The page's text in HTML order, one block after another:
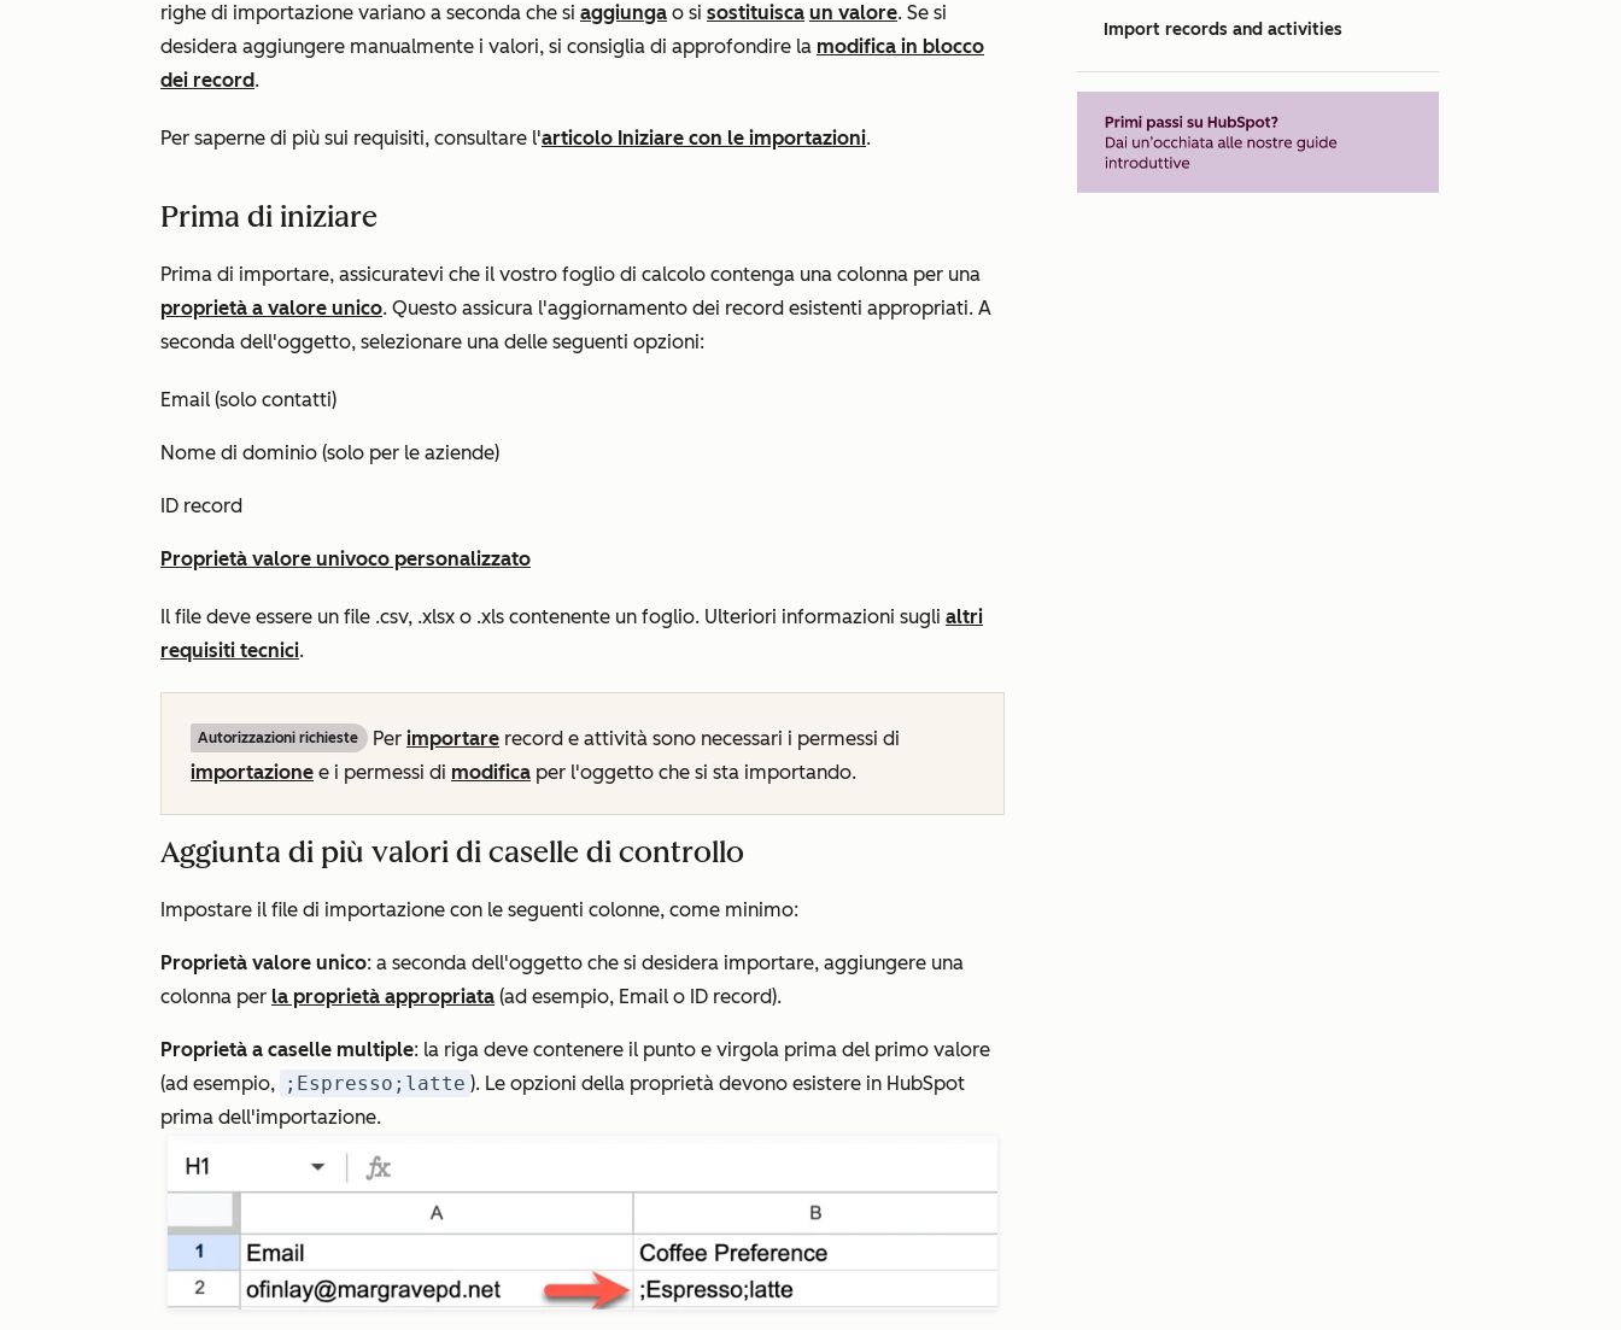
righe di importazione variano a seconda che si aggiunga o si sostituisca un valore. Se si
desidera aggiungere manualmente i valori, si consiglia di approfondire la modifica in blocco
dei record.
Per saperne di più sui requisiti, consultare l'articolo Iniziare con le importazioni.
Prima di iniziare
Prima di importare, assicuratevi che il vostro foglio di calcolo contenga una colonna per una
proprietà a valore unico. Questo assicura l'aggiornamento dei record esistenti appropriati. A
seconda dell'oggetto, selezionare una delle seguenti opzioni:
Email (solo contatti)
Nome di dominio (solo per le aziende)
ID record
Proprietà valore univoco personalizzato
Il file deve essere un file .csv, .xlsx o .xls contenente un foglio. Ulteriori informazioni sugli altri
requisiti tecnici.
Autorizzazioni richieste Per importare record e attività sono necessari i permessi di
importazione e i permessi di modifica per l'oggetto che si sta importando.
Aggiunta di più valori di caselle di controllo
Impostare il file di importazione con le seguenti colonne, come minimo:
Proprietà valore unico: a seconda dell'oggetto che si desidera importare, aggiungere una
colonna per la proprietà appropriata (ad esempio, Email o ID record).
Proprietà a caselle multiple: la riga deve contenere il punto e virgola prima del primo valore
(ad esempio, ;Espresso;latte ). Le opzioni della proprietà devono esistere in HubSpot
prima dell'importazione.
Import records and activities